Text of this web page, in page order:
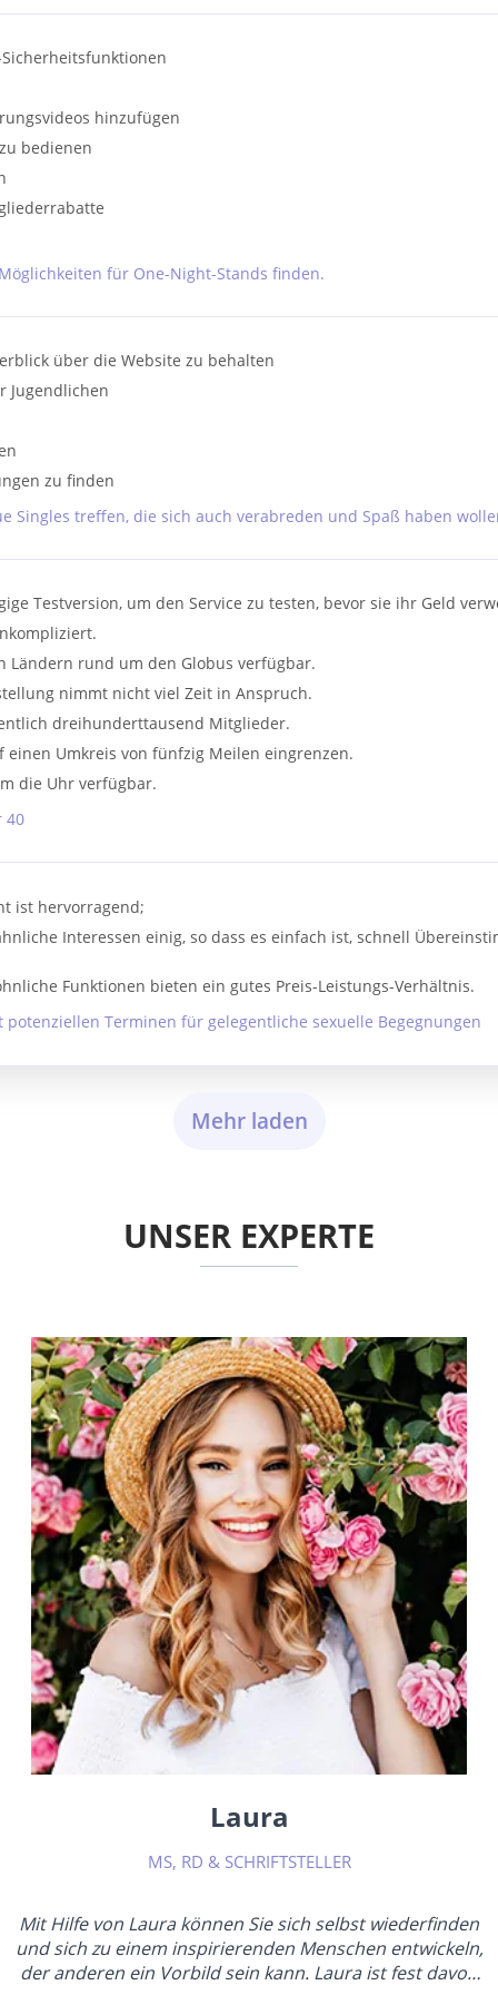
hinzufügen
bedienen
für One-Night-Stands finden.
über die Website zu behalten
Jugendlichen
zu finden
Singles treffen, die sich auch verabreden und Spaß haben
Testversion, um den Service zu testen, bevor sie ihr Geld
Ländern rund um den Globus verfügbar.
nimmt nicht viel Zeit in Anspruch.
dreihunderttausend Mitglieder.
einen Umkreis von fünfzig Meilen eingrenzen.
die Uhr verfügbar.
40
ist hervorragend;
Interessen einig, so dass es einfach ist, schnell
Funktionen bieten ein gutes Preis-Leistungs-Verhältnis.
Terminen für gelegentliche sexuelle Begegnungen
Mehr laden
UNSER EXPERTE
Laura
MS, RD & SCHRIFTSTELLER
Mit Hilfe von Laura können Sie sich selbst wiederfinden
und sich zu einem inspirierenden Menschen entwickeln,
der anderen ein Vorbild sein kann. Laura ist fest davon